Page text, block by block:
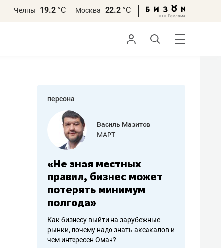
Челны 19.2 °С Москва 22.2 °С
персона
Василь Мазитов
МАРТ
«Не зная местных
правил, бизнес может
потерять минимум
полгода»
Как бизнесу выйти на зарубежные
рынки, почему надо знать аксакалов и
чем интересен Оман?